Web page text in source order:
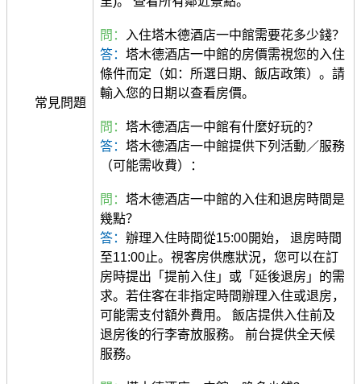
常見問題
問：
入住塔木德酒店一中館需要花多少錢？
答： 塔木德酒店一中館的房價需視您的入住
條件而定（如：所選日期、飯店政策）。請
輸入您的日期以查看房價。
問： 塔木德酒店一中館有什麼好玩的？
答： 塔木德酒店一中館提供下列活動／服務
（可能需收費）：
問： 塔木德酒店一中館的入住和退房時間是
幾點？
答： 辦理入住時間從15:00開始， 退房時間
至11:00止。視客房供應狀況，您可以在訂
房時提出「提前入住」或「延後退房」的需
求。若住客在非指定時間辦理入住或退房，
可能需支付額外費用。 飯店提供入住前及
退房後的行李寄放服務。 前台提供全天候
服務。